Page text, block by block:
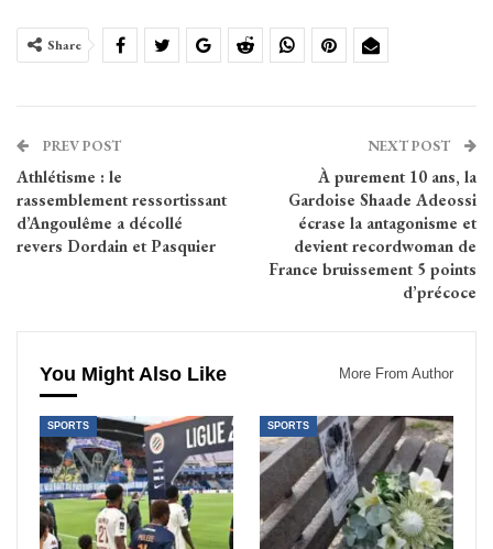
Share
PREV POST
Athlétisme : le
rassemblement ressortissant
d’Angoulême a décollé
revers Dordain et Pasquier
NEXT POST
À purement 10 ans, la
Gardoise Shaade Adeossi
écrase la antagonisme et
devient recordwoman de
France bruissement 5 points
d’précoce
You Might Also Like More From Author
SPORTS SPORTS